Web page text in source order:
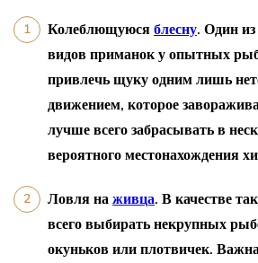
Колеблющуюсяблесну. Один
видов приманок у опытных
привлечь щуку одним лишь
движением, которое
лучше всего забрасывать в
вероятного местонахождения
Ловля наживца. В качестве
всего выбирать некрупных
окуньков или плотвичек.